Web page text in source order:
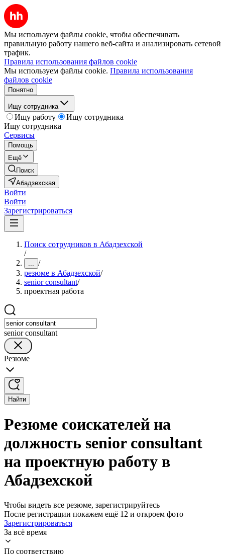
Мы используем файлы cookie, чтобы обеспечивать
правильную работу нашего веб-сайта и анализировать сетевой
трафик.
Правила использования файлов cookie
Мы используем файлы cookie. Правила использования
файлов cookie
Понятно
Ищу сотрудника
Ищу работу
Ищу сотрудника
Ищу сотрудника
Сервисы
Помощь
Ещё
Поиск
Абадзехская
Войти
Войти
Зарегистрироваться
Поиск сотрудников в Абадзехской
/
... /
резюме в Абадзехской/
senior consultant/
проектная работа
senior consultant
Резюме
Найти
Резюме соискателей на
должность senior consultant
на проектную работу в
Абадзехской
Чтобы видеть все резюме, зарегистрируйтесь
После регистрации покажем ещё 12 и откроем фото
Зарегистрироваться
За всё время
По соответствию